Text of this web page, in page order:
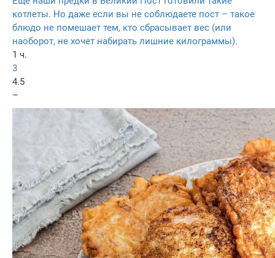
котлеты. Но даже если вы не соблюдаете пост – такое
блюдо не помешает тем, кто сбрасывает вес (или
наоборот, не хочет набирать лишние килограммы).
1 ч.
3
4.5
–